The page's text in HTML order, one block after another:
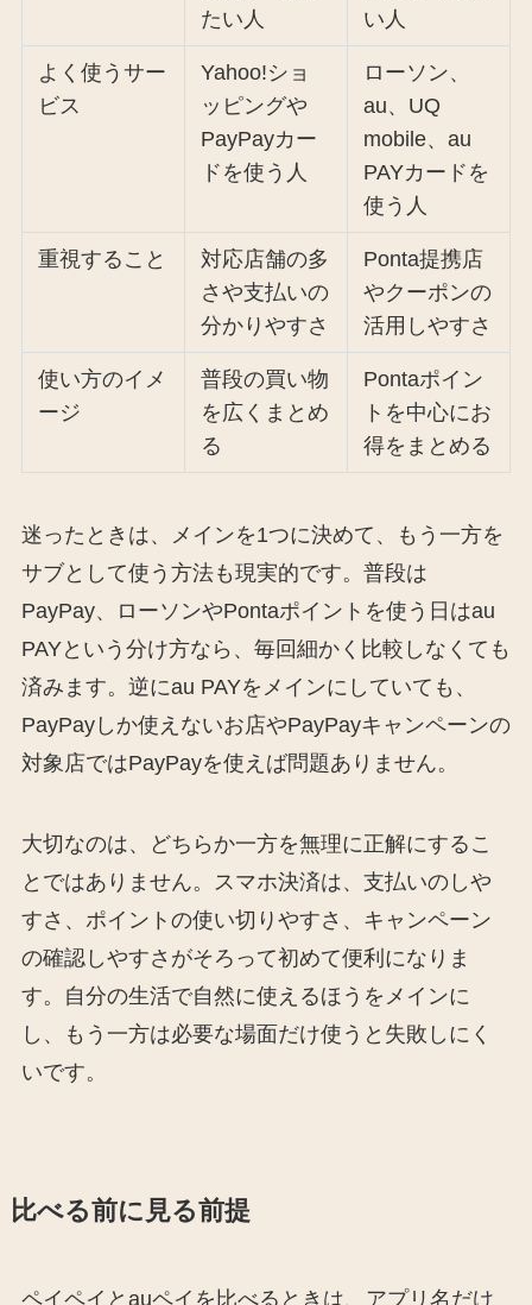
たい人
い人
よく使うサー
ビス
Yahoo!ショ
ッピングや
PayPayカー
ドを使う人
ローソン、
au、UQ
mobile、au
PAYカードを
使う人
重視すること
対応店舗の多
さや支払いの
分かりやすさ
Ponta提携店
やクーポンの
活用しやすさ
使い方のイメ
ージ
普段の買い物
を広くまとめ
る
Pontaポイン
トを中心にお
得をまとめる
迷ったときは、メインを1つに決めて、もう一方を
サブとして使う方法も現実的です。普段は
PayPay、ローソンやPontaポイントを使う日はau
PAYという分け方なら、毎回細かく比較しなくても
済みます。逆にau PAYをメインにしていても、
PayPayしか使えないお店やPayPayキャンペーンの
対象店ではPayPayを使えば問題ありません。
大切なのは、どちらか一方を無理に正解にするこ
とではありません。スマホ決済は、支払いのしや
すさ、ポイントの使い切りやすさ、キャンペーン
の確認しやすさがそろって初めて便利になりま
す。自分の生活で自然に使えるほうをメインに
し、もう一方は必要な場面だけ使うと失敗しにく
いです。
比べる前に見る前提
ペイペイとauペイを比べるときは、アプリ名だけ